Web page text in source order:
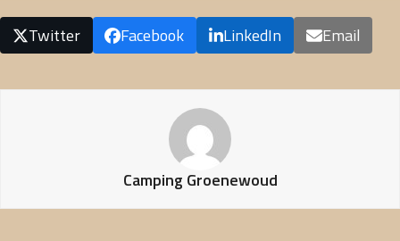
Twitter Facebook LinkedIn Email
Camping Groenewoud